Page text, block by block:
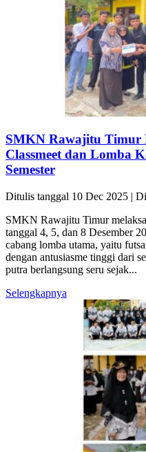
SMKN Rawajitu Timur
Classmeet dan Lomba
Semester
Ditulis tanggal 10 Dec 2025 |
SMKN Rawajitu Timur
tanggal 4, 5, dan 8 Desember
cabang lomba utama, yaitu
dengan antusiasme tinggi dari
putra berlangsung seru sejak...
Selengkapnya